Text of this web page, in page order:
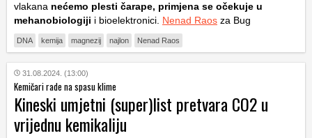
vlakana nećemo plesti čarape, primjena se očekuje u
mehanobiologiji i bioelektronici. Nenad Raos za Bug
DNA kemija magnezij najlon Nenad Raos
31.08.2024. (13:00)
Kemičari rade na spasu klime
Kineski umjetni (super)list pretvara CO2 u
vrijednu kemikaliju